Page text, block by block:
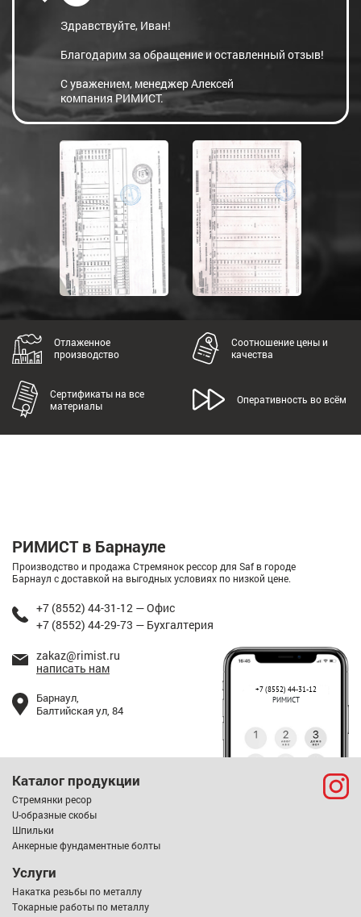
Здравствуйте, Иван!
Благодарим за обращение и оставленный отзыв!
С уважением, менеджер Алексей
компания РИМИСТ.
Отлаженное
производство
Соотношение цены и
качества
Сертификаты на все
материалы
Оперативность во всём
РИМИСТ в Барнауле
Производство и продажа Стремянок рессор для Saf в городе
Барнаул с доставкой на выгодных условиях по низкой цене.
+7 (8552) 44-31-12 — Офис
+7 (8552) 44-29-73 — Бухгалтерия
zakaz@rimist.ru
написать нам
+7 (8552) 44-31-12
РИМИСТ
Барнаул,
Балтийская ул, 84
Каталог продукции
Стремянки ресор
U-образные скобы
Шпильки
Анкерные фундаментные болты
Услуги
Накатка резьбы по металлу
Токарные работы по металлу